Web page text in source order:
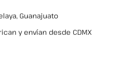
Guanajuato
y envían desde CDMX